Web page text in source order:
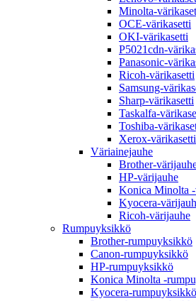
Minolta-
OCE-värikasetti
OKI-värikasetti
P5021cdn-
Panasonic-
Ricoh-värikasetti
Samsung-
Sharp-värikasetti
Taskalfa-
Toshiba-
Xerox-värikasetti
Väriainejauhe
Brother-
HP-värijauhe
Konica Minolta
Kyocera-
Ricoh-värijauhe
Rumpuyksikkö
Brother-rumpuyksikkö
Canon-rumpuyksikkö
HP-rumpuyksikkö
Konica Minolta -
Kyocera-rumpuyksikkö